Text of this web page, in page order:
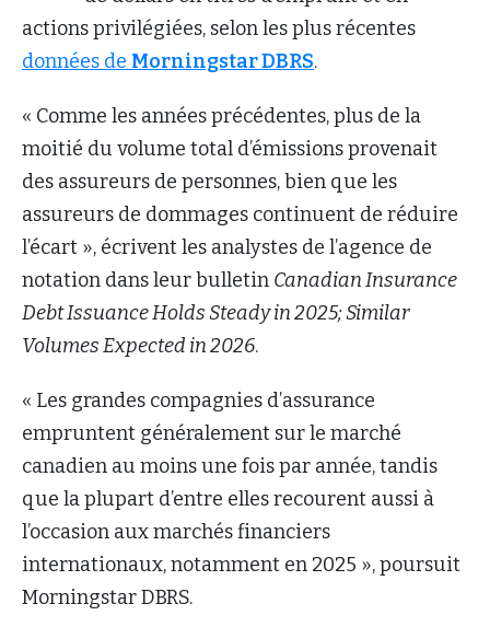
actions privilégiées, selon les plus récentes
données de Morningstar DBRS.
« Comme les années précédentes, plus de la
moitié du volume total d’émissions provenait
des assureurs de personnes, bien que les
assureurs de dommages continuent de réduire
l’écart », écrivent les analystes de l’agence de
notation dans leur bulletin Canadian Insurance
Debt Issuance Holds Steady in 2025; Similar
Volumes Expected in 2026.
« Les grandes compagnies d’assurance
empruntent généralement sur le marché
canadien au moins une fois par année, tandis
que la plupart d’entre elles recourent aussi à
l’occasion aux marchés financiers
internationaux, notamment en 2025 », poursuit
Morningstar DBRS.